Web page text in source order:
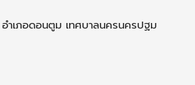
ำเภอดอนตูม เทศบาลนครนครปฐม